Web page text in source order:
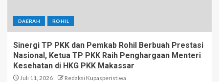
DAERAH ROHIL
Sinergi TP PKK dan Pemkab Rohil Berbuah Prestasi
Nasional, Ketua TP PKK Raih Penghargaan Menteri
Kesehatan di HKG PKK Makassar
Juli 11, 2026 Redaksi Kupasperistiwa